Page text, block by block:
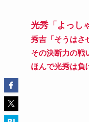
光秀「よっし
秀吉「そうはさ
その決断力の戦
ほんで光秀は負